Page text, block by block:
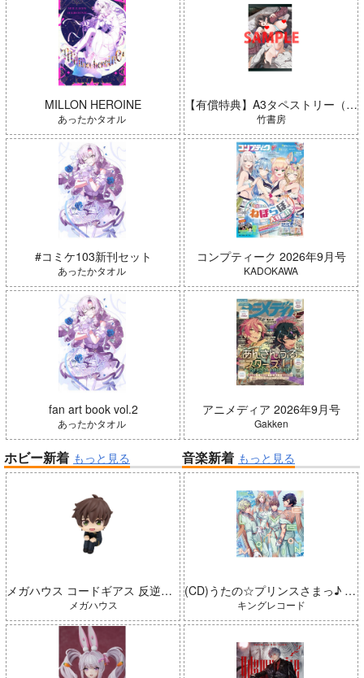
帝国機神ヴォルカミオン 2 ふかふかダンジョン攻略記 19
Peachful Story(通常盤)/桃鈴 Summer Challenger/水瀬いの
り
イブ！ 黄泉のツガイ
MILLON HEROINE
あったかタオル
#コミケ103新刊セット
あったかタオル
fan art book vol.2
あったかタオル
【有償特典】A3タペストリー（ガールズゾンビパーティー 5）
竹書房
コンプティーク 2026年9月号
KADOKAWA
アニメディア 2026年9月号
Gakken
ホビー新着 もっと見る
メガハウス コードギアス 反逆のルルーシュ るかっぷ 枢木スザク 完成品
メガハウス
音楽新着 もっと見る
(CD)うたの☆プリンスさまっ♪ LIVE EMOTION 2nd Anniversary CD トキヤ・カミュ・瑛二・大和
キングレコード